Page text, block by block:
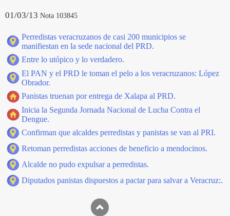
01/03/13 Nota 103845
Perredistas veracruzanos de casi 200 municipios se
manifiestan en la sede nacional del PRD.
Entre lo utópico y lo verdadero.
El PAN y el PRD le toman el pelo a los veracruzanos: López
Obrador.
Panistas truenan por entrega de Xalapa al PRD.
Inicia la Segunda Jornada Nacional de Lucha Contra el
Dengue.
Confirman que alcaldes perredistas y panistas se van al PRI.
Retoman perredistas acciones de beneficio a mendocinos.
Alcalde no pudo expulsar a perredistas.
Diputados panistas dispuestos a pactar para salvar a Veracruz:.